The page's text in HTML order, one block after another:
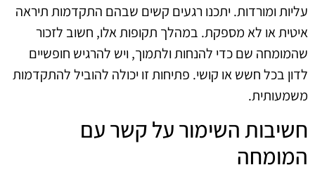
עליות ומורדות. יתכנו רגעים קשים שבהם התקדמות תיראה
איטית או לא מספקת. במהלך תקופות אלו, חשוב לזכור
שהמומחה שם כדי להנחות ולתמוך, ויש להרגיש חופשיים
לדון בכל חשש או קושי. פתיחות זו יכולה להוביל להתקדמות
משמעותית.
חשיבות השימור על קשר עם
המומחה